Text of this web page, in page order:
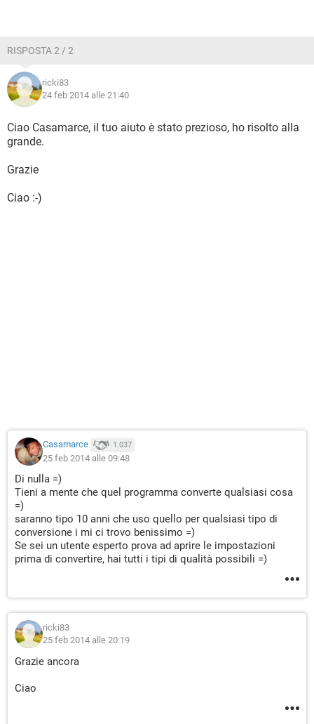
RISPOSTA 2 / 2
ricki83
24 feb 2014 alle 21:40
Ciao Casamarce, il tuo aiuto è stato prezioso, ho risolto alla
grande.
Grazie
Ciao :-)
Casamarce 1.037
25 feb 2014 alle 09:48
Di nulla =)
Tieni a mente che quel programma converte qualsiasi cosa
=)
saranno tipo 10 anni che uso quello per qualsiasi tipo di
conversione i mi ci trovo benissimo =)
Se sei un utente esperto prova ad aprire le impostazioni
prima di convertire, hai tutti i tipi di qualità possibili =)
ricki83
25 feb 2014 alle 20:19
Grazie ancora
Ciao